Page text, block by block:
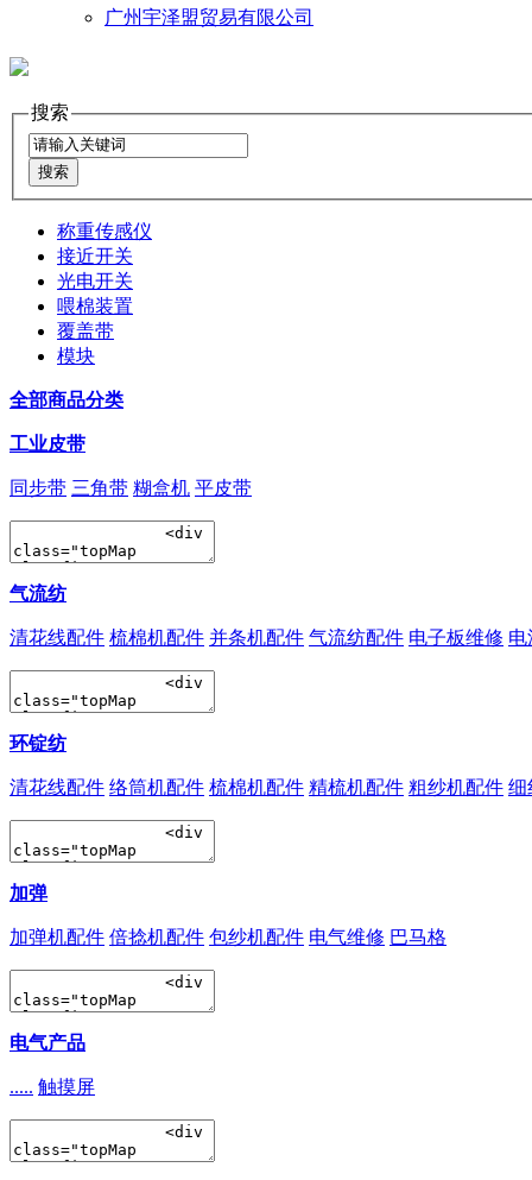
广州宇泽盟贸易有限公司
搜索
称重传感仪
接近开关
光电开关
喂棉装置
覆盖带
模块
全部商品分类
工业皮带
同步带 三角带 糊盒机 平皮带
气流纺
清花线配件 梳棉机配件 并条机配件 气流纺配件 电子板维修 电
环锭纺
清花线配件 络筒机配件 梳棉机配件 精梳机配件 粗纱机配件 细
加弹
加弹机配件 倍捻机配件 包纱机配件 电气维修 巴马格
电气产品
..... 触摸屏